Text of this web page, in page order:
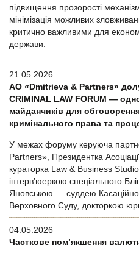
підвищення прозорості
мінімізація можливих
критично важливими для
держави.
21.05.2026
АО «Dmitrieva & Partners»
CRIMINAL LAW FORUM —
майданчиків для
кримінального права та
У межах форуму керуюча
Partners», Президентка
кураторка Law & Business
інтерв’юеркою спеціального
Яновською — суддею
Верховного Суду, докторкою
04.05.2026
Часткове пом’якшення